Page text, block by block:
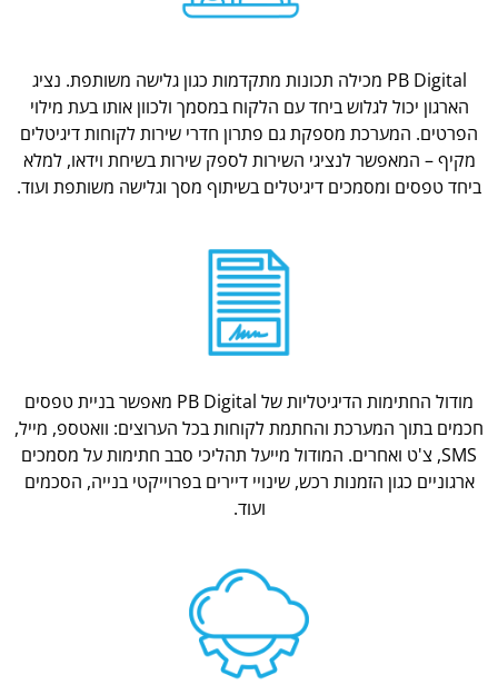
PB Digital מכילה תכונות מתקדמות כגון גלישה משותפת. נציג
הארגון יכול לגלוש ביחד עם הלקוח במסמך ולכוון אותו בעת מילוי
הפרטים. המערכת מספקת גם פתרון חדרי שירות לקוחות דיגיטלים
מקיף – המאפשר לנציגי השירות לספק שירות בשיחת וידאו, למלא
ביחד טפסים ומסמכים דיגיטלים בשיתוף מסך וגלישה משותפת ועוד.
מודול החתימות הדיגיטליות של PB Digital מאפשר בניית טפסים
חכמים בתוך המערכת והחתמת לקוחות בכל הערוצים: וואטספ, מייל,
SMS, צ'ט ואחרים. המודול מייעל תהליכי סבב חתימות על מסמכים
ארגוניים כגון הזמנות רכש, שינויי דיירים בפרוייקטי בנייה, הסכמים
ועוד.